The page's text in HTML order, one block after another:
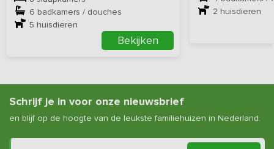
6 badkamers / douches
5 huisdieren
Bekijken
2 huisdieren
Schrijf je in voor onze nieuwsbrief
en blijf op de hoogte van de leukste familiehuizen in Nederland.